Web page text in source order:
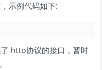
示例代码如下:
htto协议的接口，暂时